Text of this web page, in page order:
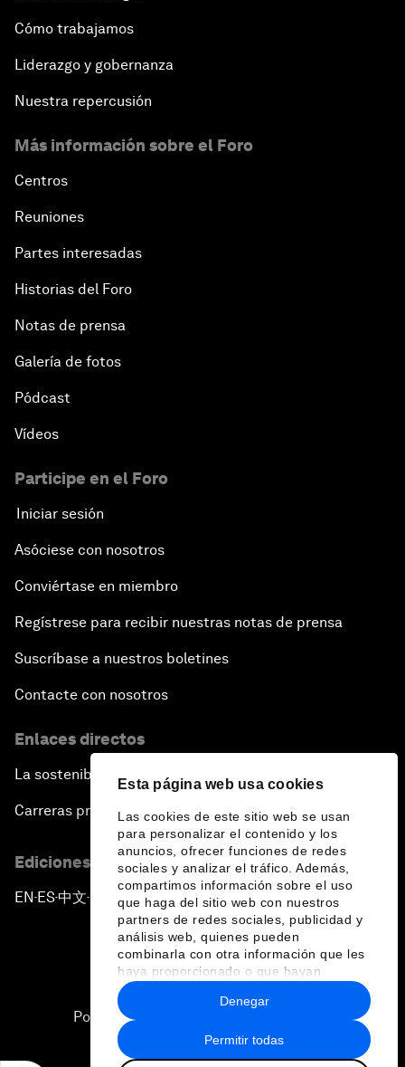
Esta página web usa cookies
Las cookies de este sitio web se usan
para personalizar el contenido y los
anuncios, ofrecer funciones de redes
sociales y analizar el tráfico. Además,
compartimos información sobre el uso
que haga del sitio web con nuestros
partners de redes sociales, publicidad y
análisis web, quienes pueden
combinarla con otra información que les
haya proporcionado o que hayan
recopilado a partir del uso que haya
hecho de sus servicios.
Permitir todas
Denegar
Cómo trabajamos
Liderazgo y gobernanza
Nuestra repercusión
Más información sobre el Foro
Centros
Reuniones
Partes interesadas
Historias del Foro
Notas de prensa
Galería de fotos
Pódcast
Vídeos
Participe en el Foro
Iniciar sesión
Asóciese con nosotros
Conviértase en miembro
Regístrese para recibir nuestras notas de prensa
Suscríbase a nuestros boletines
Contacte con nosotros
Enlaces directos
La sostenibilidad en el Foro
Carreras profesionales
Ediciones en otros idiomas
EN ▪ES▪中文▪ 日本語
Política de privacidad y normas de uso
Sitemap